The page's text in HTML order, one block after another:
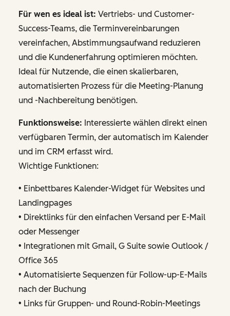
Für wen es ideal ist: Vertriebs- und Customer-
Success-Teams, die Terminvereinbarungen
vereinfachen, Abstimmungsaufwand reduzieren
und die Kundenerfahrung optimieren möchten.
Ideal für Nutzende, die einen skalierbaren,
automatisierten Prozess für die Meeting-Planung
und -Nachbereitung benötigen.
Funktionsweise: Interessierte wählen direkt einen
verfügbaren Termin, der automatisch im Kalender
und im CRM erfasst wird.
Wichtige Funktionen:
• Einbettbares Kalender-Widget für Websites und
Landingpages
• Direktlinks für den einfachen Versand per E-Mail
oder Messenger
• Integrationen mit Gmail, G Suite sowie Outlook /
Office 365
• Automatisierte Sequenzen für Follow-up-E-Mails
nach der Buchung
• Links für Gruppen- und Round-Robin-Meetings